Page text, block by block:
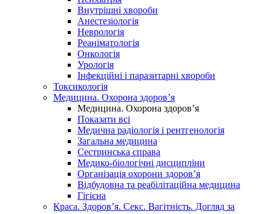
Внутрішні хвороби
Анестезіологія
Неврологія
Реаніматологія
Онкологія
Урологія
Інфекційні і паразитарні хвороби
Токсикологія
Медицина. Охорона здоров’я
Медицина. Охорона здоров’я
Показати всі
Медична радіологія і рентгенологія
Загальна медицина
Сестринська справа
Медико-біологічні дисципліни
Організація охорони здоров’я
Відбудовна та реабілітаційна медицина
Гігієна
Краса. Здоров’я. Секс. Вагітність. Догляд за